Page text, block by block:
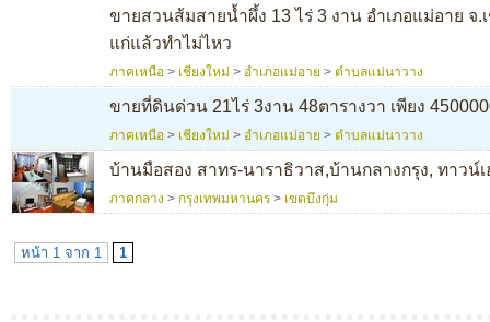
ขายสวนส้มสายน้ำผึ้ง 13 ไร่ 3 งาน อำเภอแม่อาย จ.
แก่แล้วทำไม่ไหว
ภาคเหนือ > เชียงใหม่ > อำเภอแม่อาย > ตำบลแม่นาวาง
ขายที่ดินด่วน 21ไร่ 3งาน 48ตารางวา เพียง
ภาคเหนือ > เชียงใหม่ > อำเภอแม่อาย > ตำบลแม่นาวาง
บ้านมือสอง สาทร-นาราธิวาส,บ้านกลางกรุง, ทาวน์
ภาคกลาง > กรุงเทพมหานคร > เขตบึงกุ่ม
หน้า 1 จาก 1 1